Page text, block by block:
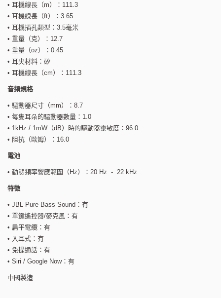
• 耳機線長（m）：111.3
• 耳機線長（ft）：3.65
• 耳機插孔類型：3.5毫米
• 重量（克）：12.7
• 重量（oz）：0.45
• 耳尖材料：矽
• 耳機線長（cm）：111.3
音頻規格
• 驅動器尺寸（mm）：8.7
• 每隻耳朵的驅動器數量：1.0
• 1kHz / 1mW（dB）時的驅動器靈敏度：96.0
• 阻抗（歐姆）：16.0
電池
• 動態頻率響應範圍（Hz）：20 Hz - 22 kHz
特徵
• JBL Pure Bass Sound：有
• 單鍵遙控器/麥克風：有
• 扁平電纜：有
• 入耳式：有
• 免提通話：有
• Siri / Google Now：有
中國製造